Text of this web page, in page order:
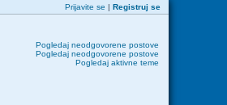
Prijavite se | Registruj se
Pogledaj neodgovorene postove
Pogledaj neodgovorene postove
Pogledaj aktivne teme